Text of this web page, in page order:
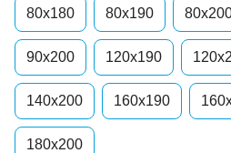
80х180 80x190
90x200 120x190
140x200 160x190
180x200